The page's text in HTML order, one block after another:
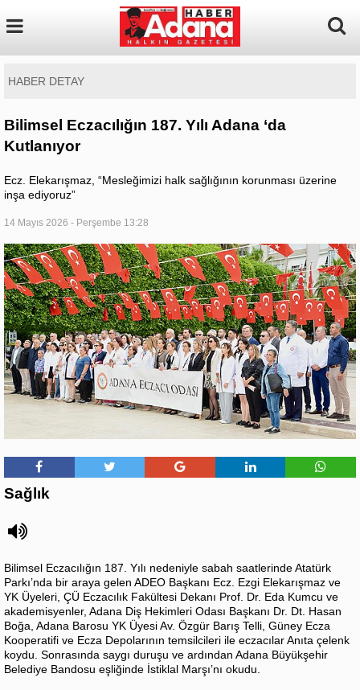
HABER DETAY
Bilimsel Eczacılığın 187. Yılı Adana ‘da
Kutlanıyor
Ecz. Elekarışmaz, “Mesleğimizi halk sağlığının korunması üzerine
inşa ediyoruz”
14 Mayıs 2026 - Perşembe 13:28
Sağlık
Bilimsel Eczacılığın 187. Yılı nedeniyle sabah saatlerinde Atatürk
Parkı’nda bir araya gelen ADEO Başkanı Ecz. Ezgi Elekarışmaz ve
YK Üyeleri, ÇÜ Eczacılık Fakültesi Dekanı Prof. Dr. Eda Kumcu ve
akademisyenler, Adana Diş Hekimleri Odası Başkanı Dr. Dt. Hasan
Boğa, Adana Barosu YK Üyesi Av. Özgür Barış Telli, Güney Ecza
Kooperatifi ve Ecza Depolarının temsilcileri ile eczacılar Anıta çelenk
koydu. Sonrasında saygı duruşu ve ardından Adana Büyükşehir
Belediye Bandosu eşliğinde İstiklal Marşı’nı okudu.